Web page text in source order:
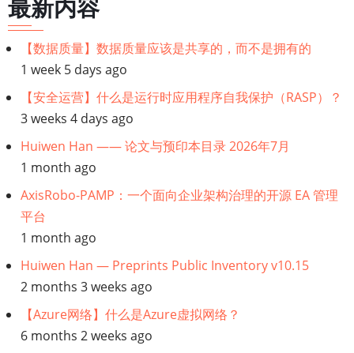
链
接：
【生
成
型
人
工
智
能】
生
最新内容
【数据质量】数据质量应该是共享的，而不是拥有的
1 week 5 days ago
【安全运营】什么是运行时应用程序自我保护（RASP）？
3 weeks 4 days ago
Huiwen Han —— 论文与预印本目录 2026年7月
1 month ago
AxisRobo-PAMP：一个面向企业架构治理的开源 EA 管理
平台
1 month ago
Huiwen Han — Preprints Public Inventory v10.15
2 months 3 weeks ago
【Azure网络】什么是Azure虚拟网络？
6 months 2 weeks ago